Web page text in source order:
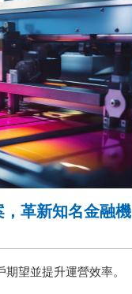
革新知名金融機
望並提升運營效率。